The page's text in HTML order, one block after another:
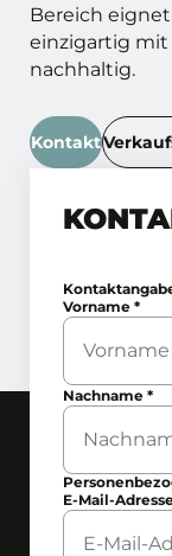
Bereich
einzigartig mit
nachhaltig.
Kontakt
Vorname*
Nachname*
E-Mail-